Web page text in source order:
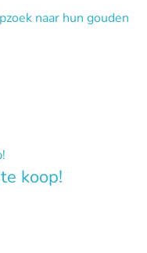
naar hun gouden
koop!